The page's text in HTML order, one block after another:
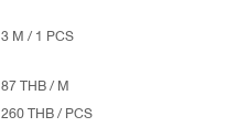
3 M / 1 PCS
87 THB / M
260 THB / PCS